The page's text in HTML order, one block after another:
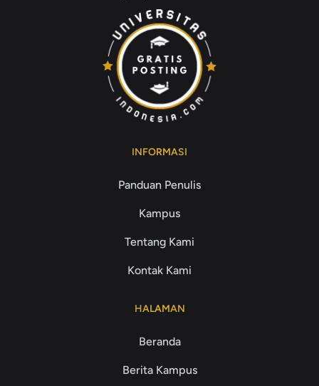
INFORMASI
Panduan Penulis
Kampus
Tentang Kami
Kontak Kami
HALAMAN
Beranda
Berita Kampus